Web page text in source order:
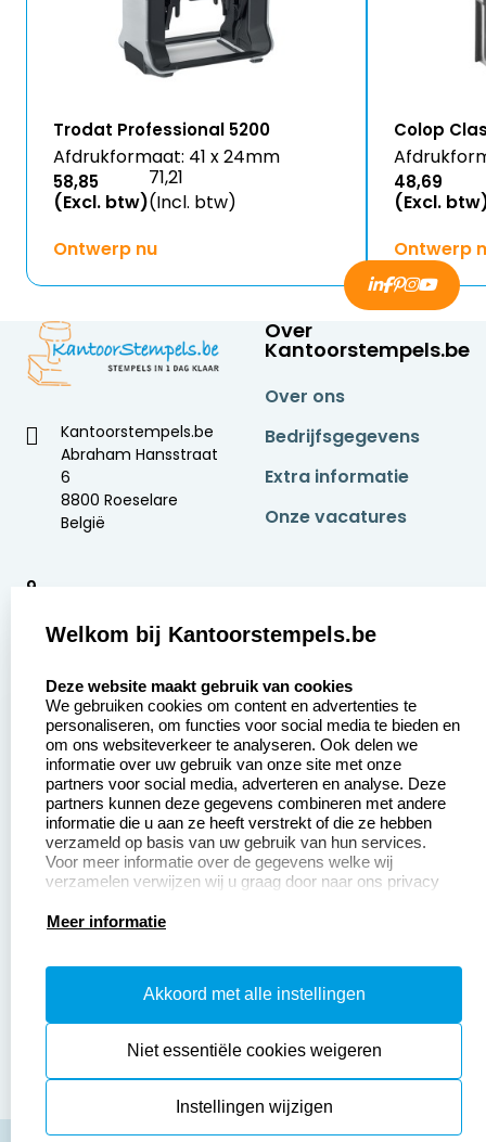
Trodat Professional 5200
Afdrukformaat: 41 x 24mm
58,85
(Excl. btw)
71,21
(Incl. btw)
Ontwerp nu
Colop
48,69
(Excl.
Ontwerp
Kantoorstempels.be
Abraham Hansstraat
6
8800 Roeselare
België
9
Over
Kantoorstempels.be
Over ons
Bedrijfsgegevens
Extra informatie
Onze vacatures
Aanvraag op maat
Betaling &
Verzending
Wederverkoper
worden
Contact opnemen
Veel gestelde vragen
Retourneren
Herroepingsrecht
Productinformatie:
Instructiepagina
Safety Sheets
Sitemap
Welkom bij Kantoorstempels.be
Deze website maakt gebruik van cookies
We gebruiken cookies om content en advertenties te
personaliseren, om functies voor social media te bieden en
om ons websiteverkeer te analyseren. Ook delen we
informatie over uw gebruik van onze site met onze
partners voor social media, adverteren en analyse. Deze
partners kunnen deze gegevens combineren met andere
informatie die u aan ze heeft verstrekt of die ze hebben
verzameld op basis van uw gebruik van hun services.
Voor meer informatie over de gegevens welke wij
verzamelen verwijzen wij u graag door naar ons privacy
Meer informatie
Akkoord met alle instellingen
Niet essentiële cookies weigeren
Instellingen wijzigen